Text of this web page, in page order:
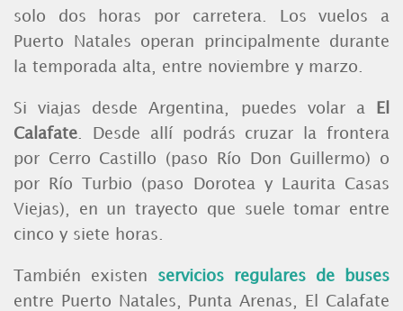
solo dos horas por carretera. Los vuelos a
Puerto Natales operan principalmente durante
la temporada alta, entre noviembre y marzo.
Si viajas desde Argentina, puedes volar a
El
Calafate . Desde allí podrás cruzar la frontera
por Cerro Castillo (paso Río Don Guillermo) o
por Río Turbio (paso Dorotea y Laurita Casas
Viejas), en un trayecto que suele tomar entre
cinco y siete horas.
También existen servicios regulares de buses
entre Puerto Natales, Punta Arenas, El Calafate